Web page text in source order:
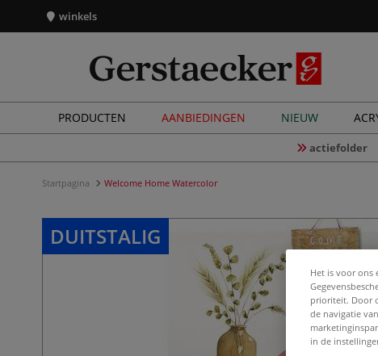
winkels
PRODUCTEN AANBIEDINGEN NIEUW
actiefolder
Startpagina Welcome Home Watercolor
DUITSTALIG
Het is voor ons
prioriteit. Door
de navigatie
in de